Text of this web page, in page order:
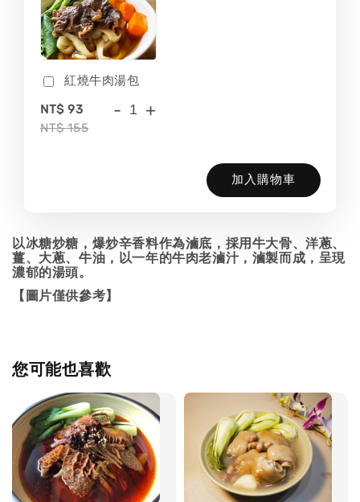
紅燒牛肉湯包
NT$ 93
NT$ 155
- +
加入購物車
以冰糖炒糖，爆炒辛香料作為滷底，採用牛大骨、洋蔥、
薑、大蔥、牛油，以一年的牛肉老滷汁，滷製而成，呈現
濃郁的湯頭。
【圖片僅供參考】
您可能也喜歡